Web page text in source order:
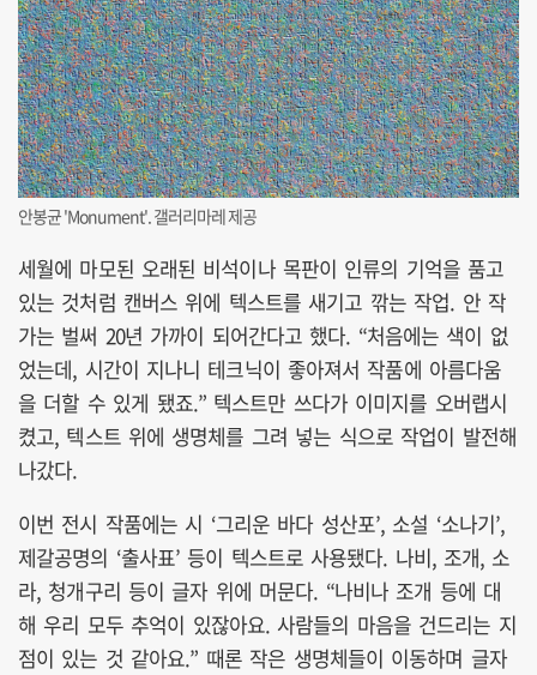
안봉균 'Monument'. 갤러리마레 제공
세월에 마모된 오래된 비석이나 목판이 인류의 기억을 품고
있는 것처럼 캔버스 위에 텍스트를 새기고 깎는 작업. 안 작
가는 벌써 20년 가까이 되어간다고 했다. “처음에는 색이 없
었는데, 시간이 지나니 테크닉이 좋아져서 작품에 아름다움
을 더할 수 있게 됐죠.” 텍스트만 쓰다가 이미지를 오버랩시
켰고, 텍스트 위에 생명체를 그려 넣는 식으로 작업이 발전해
나갔다.
이번 전시 작품에는 시 ‘그리운 바다 성산포’, 소설 ‘소나기’,
제갈공명의 ‘출사표’ 등이 텍스트로 사용됐다. 나비, 조개, 소
라, 청개구리 등이 글자 위에 머문다. “나비나 조개 등에 대
해 우리 모두 추억이 있잖아요. 사람들의 마음을 건드리는 지
점이 있는 것 같아요.” 때론 작은 생명체들이 이동하며 글자